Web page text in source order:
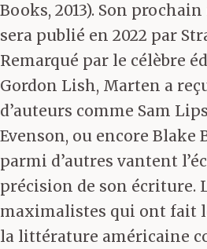
Books, 2013). Son
sera publié en 2022 par
Remarqué par le célèbre
Gordon Lish, Marten a
d’auteurs comme Sam
Evenson, ou encore Blake
parmi d’autres vantent
précision de son écriture.
maximalistes qui ont fait
la littérature américaine